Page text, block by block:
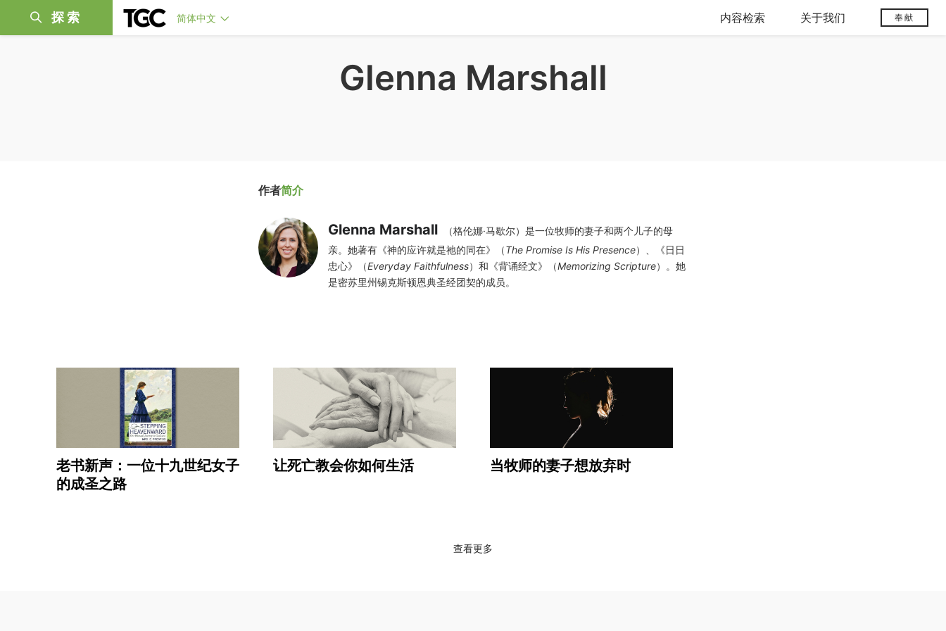
探索 简体中文 内容检索 关于我们 奉献
Glenna Marshall
作者简介
Glenna Marshall
（格伦娜·马歇尔）是一位牧师的妻子和两个儿子的母
亲。她著有《神的应许就是祂的同在》（The Promise Is His Presence）、《日日
忠心》（Everyday Faithfulness）和《背诵经文》（Memorizing Scripture）。她
是密苏里州锡克斯顿恩典圣经团契的成员。
老书新声：一位十九世纪女子
的成圣之路
让死亡教会你如何生活 当牧师的妻子想放弃时
查看更多